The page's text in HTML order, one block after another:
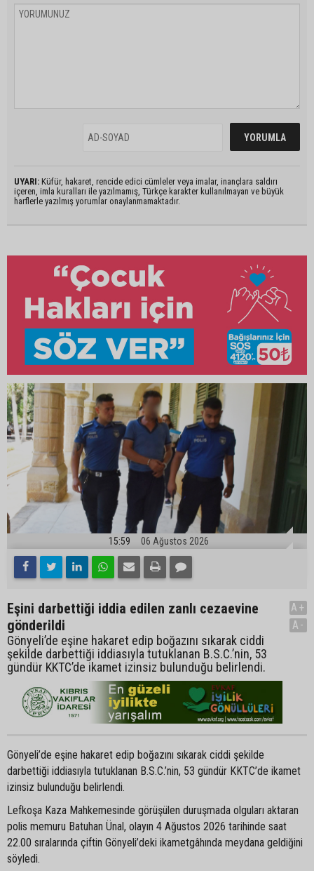
UYARI: Küfür, hakaret, rencide edici cümleler veya imalar, inançlara saldırı
içeren, imla kuralları ile yazılmamış, Türkçe karakter kullanılmayan ve büyük
harflerle yazılmış yorumlar onaylanmamaktadır.
15:59 06 Ağustos 2026
Eşini darbettiği iddia edilen zanlı cezaevine
gönderildi
Gönyeli’de eşine hakaret edip boğazını sıkarak ciddi
şekilde darbettiği iddiasıyla tutuklanan B.S.C.’nin, 53
gündür KKTC’de ikamet izinsiz bulunduğu belirlendi.
A+
A-
Gönyeli’de eşine hakaret edip boğazını sıkarak ciddi şekilde
darbettiği iddiasıyla tutuklanan B.S.C.’nin, 53 gündür KKTC’de ikamet
izinsiz bulunduğu belirlendi.
Lefkoşa Kaza Mahkemesinde görüşülen duruşmada olguları aktaran
polis memuru Batuhan Ünal, olayın 4 Ağustos 2026 tarihinde saat
22.00 sıralarında çiftin Gönyeli’deki ikametgâhında meydana geldiğini
söyledi.